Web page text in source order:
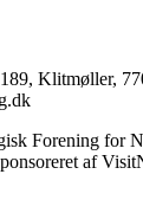
Klitmøller,
Forening for
af